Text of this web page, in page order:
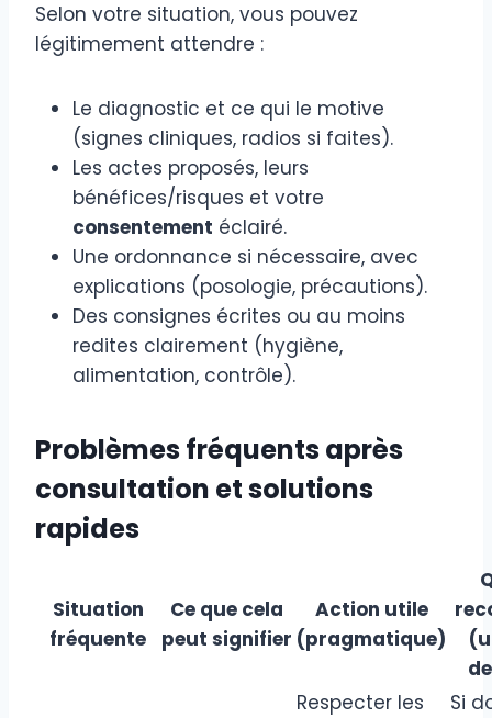
Selon votre situation, vous pouvez
légitimement attendre :
Le diagnostic et ce qui le motive
(signes cliniques, radios si faites).
Les actes proposés, leurs
bénéfices/risques et votre
consentement éclairé.
Une ordonnance si nécessaire, avec
explications (posologie, précautions).
Des consignes écrites ou au moins
redites clairement (hygiène,
alimentation, contrôle).
Problèmes fréquents après
consultation et solutions
rapides
Situation
fréquente
Ce que cela
peut signifier
Action utile
(pragmatique)
Respecter les
Si